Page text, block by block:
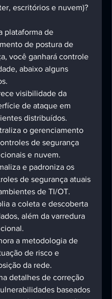
escritórios e nuvem)?
plataforma de
de postura de
você ganhará controle
abaixo alguns
visibilidade da
de ataque em
distribuídos.
o gerenciamento
de segurança
e nuvem.
e padroniza os
de segurança atuais
de TI/OT.
a coleta e descoberta
além da varredura
a metodologia de
de risco e
da rede.
detalhes de correção
baseados